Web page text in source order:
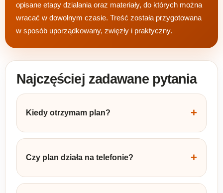
opisane etapy działania oraz materiały, do których można
wracać w dowolnym czasie. Treść została przygotowana
w sposób uporządkowany, zwięzły i praktyczny.
Najczęściej zadawane pytania
Kiedy otrzymam plan? +
Czy plan działa na telefonie? +